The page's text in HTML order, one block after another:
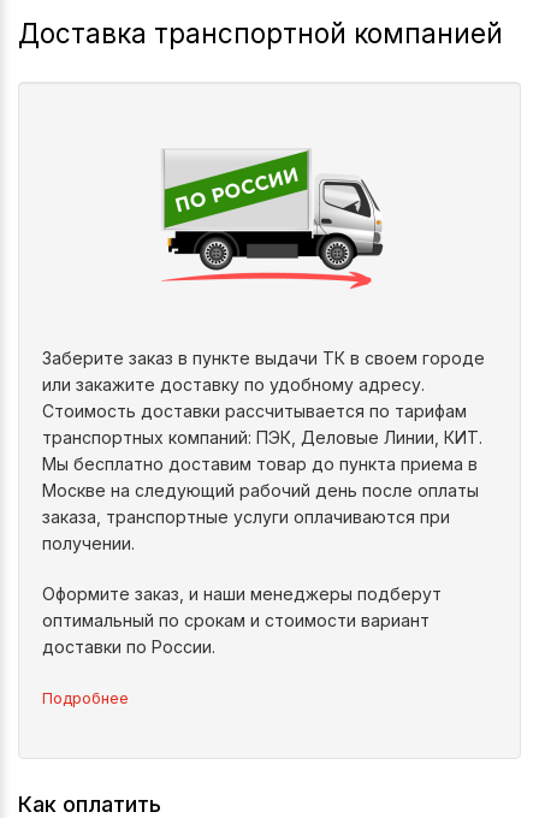
Доставка транспортной компанией
Заберите заказ в пункте выдачи ТК в своем городе
или закажите доставку по удобному адресу.
Стоимость доставки рассчитывается по тарифам
транспортных компаний: ПЭК, Деловые Линии, КИТ.
Мы бесплатно доставим товар до пункта приема в
Москве на следующий рабочий день после оплаты
заказа, транспортные услуги оплачиваются при
получении.
Оформите заказ, и наши менеджеры подберут
оптимальный по срокам и стоимости вариант
доставки по России.
Подробнее
Как оплатить